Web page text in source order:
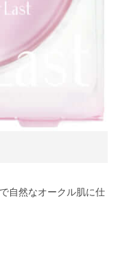
自然なオークル肌に仕